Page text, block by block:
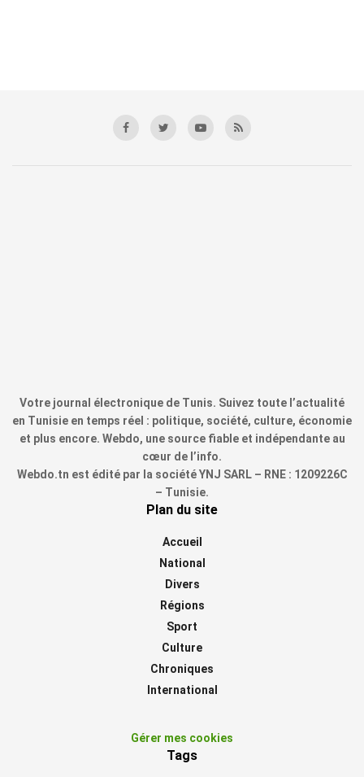
Votre journal électronique de Tunis. Suivez toute l’actualité
en Tunisie en temps réel : politique, société, culture, économie
et plus encore. Webdo, une source fiable et indépendante au
cœur de l’info.
Webdo.tn est édité par la société YNJ SARL – RNE : 1209226C
– Tunisie.
Plan du site
Accueil
National
Divers
Régions
Sport
Culture
Chroniques
International
Gérer mes cookies
Tags